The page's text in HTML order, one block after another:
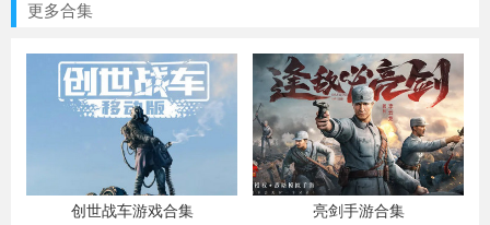
更多合集
创世战车游戏合集 亮剑手游合集